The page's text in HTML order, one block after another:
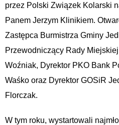
przez Polski Związek Kolarski
Panem Jerzym Klinikiem.
Zastępca Burmistrza Gminy
Przewodniczący Rady
Woźniak, Dyrektor PKO Bank
Waśko oraz Dyrektor GOSiR
Florczak.
W tym roku, wystartowali